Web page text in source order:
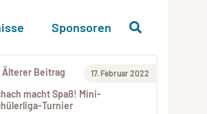
Sponsoren
Älterer Beitrag 17. Februar 2022
macht Spaß! Mini-
Turnier